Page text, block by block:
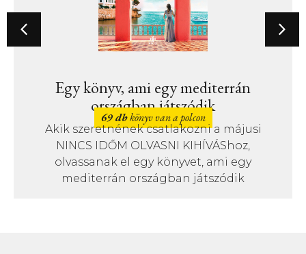
Egy könyv, ami egy mediterrán
országban játszódik
69 dbkönyv van a polcon
Akik szeretnének csatlakozni a májusi
NINCS IDŐM OLVASNI KIHÍVÁShoz,
olvassanak el egy könyvet, ami egy
mediterrán országban játszódik